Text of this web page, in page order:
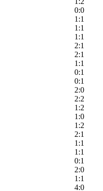
0:0
1:1
1:1
1:1
2:1
2:1
1:1
0:1
0:1
2:0
2:2
1:2
1:0
1:2
2:1
1:1
1:1
0:1
2:0
1:1
4:0